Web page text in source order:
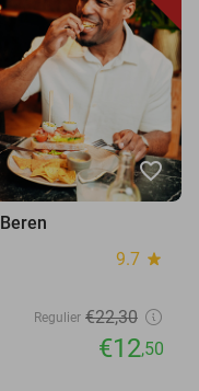
favorite_border
9.7 star
Regulier €22,30
€12,50